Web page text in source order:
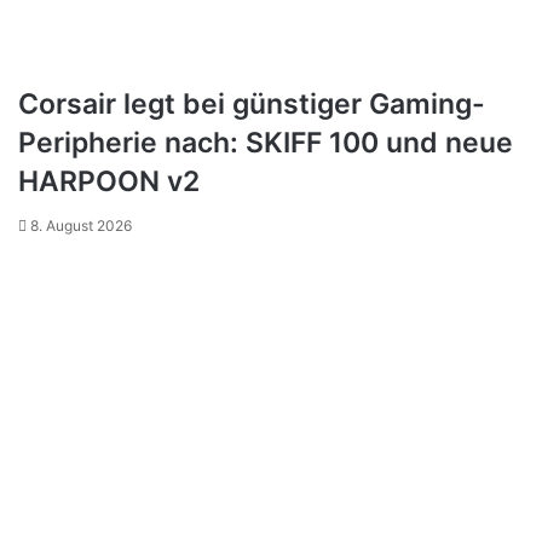
Corsair legt bei günstiger Gaming-
Peripherie nach: SKIFF 100 und neue
HARPOON v2
8. August 2026